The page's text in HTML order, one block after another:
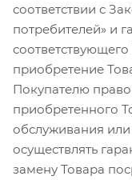
соответствии с
потребителей» и
приобретение
Покупателю
приобретенного
обслуживания
осуществлять
замену Товара